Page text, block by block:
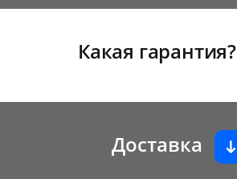
Какая гарантия?
Доставка